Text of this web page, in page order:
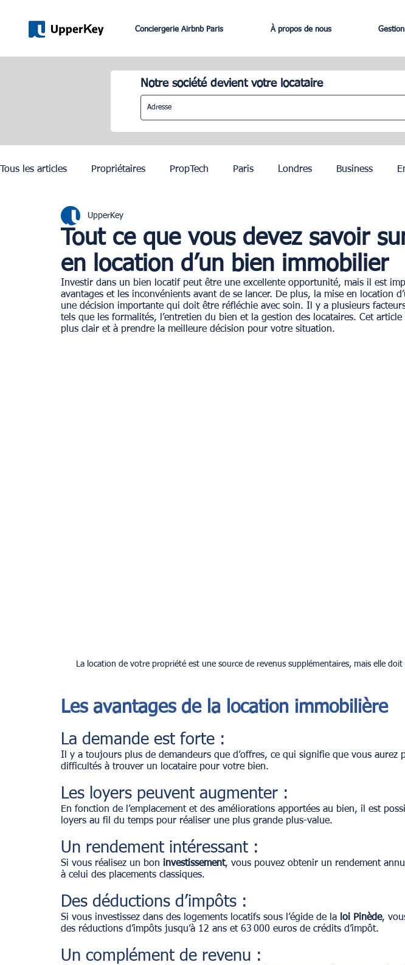
Conciergerie Airbnb Paris À propos de nous
Notre société devient votre locataire
Tous les articles Propriétaires PropTech Paris Londres Business
Dubai
JO Paris 2024 Investissement Immobilier Zurich Geneva Saint-Tropez
Provence
Tout ce que vous devez savoir
en location d’un bien immobilier
UpperKey
Investir dans un bien locatif peut être une excellente opportunité, mais il est
avantages et les inconvénients avant de se lancer. De plus, la mise en location
une décision importante qui doit être réfléchie avec soin. Il y a plusieurs
tels que les formalités, l’entretien du bien et la gestion des locataires. Cet
plus clair et à prendre la meilleure décision pour votre situation.
La location de votre propriété est une source de revenus supplémentaires, mais elle
Les avantages de la location immobilière
La demande est forte :
Il y a toujours plus de demandeurs que d’offres, ce qui signifie que vous aurez
difficultés à trouver un locataire pour votre bien.
Les loyers peuvent augmenter :
En fonction de l’emplacement et des améliorations apportées au bien, il est
loyers au fil du temps pour réaliser une plus grande plus-value.
Un rendement intéressant :
Si vous réalisez un bon investissement, vous pouvez obtenir un rendement
à celui des placements classiques.
Des déductions d’impôts :
Si vous investissez dans des logements locatifs sous l’égide de la loi Pinède,
des réductions d’impôts jusqu’à 12 ans et 63 000 euros de crédits d’impôt.
Un complément de revenu :